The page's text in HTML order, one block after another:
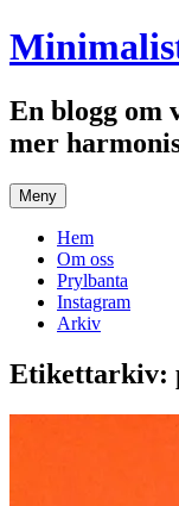
Hoppa
till
En blogg om
mer
Meny
Hem
Om oss
Prylbanta
Instagram
Arkiv
Etikettarkiv: